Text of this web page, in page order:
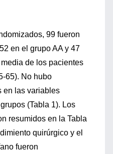
99 fueron
en el grupo AA y 47
de los pacientes
65). No hubo
en las variables
(Tabla 1). Los
resumidos en la Tabla
quirúrgico y el
fueron